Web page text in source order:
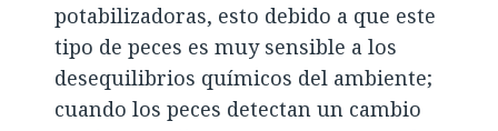
potabilizadoras, esto debido a que este
tipo de peces es muy sensible a los
desequilibrios químicos del ambiente;
cuando los peces detectan un cambio